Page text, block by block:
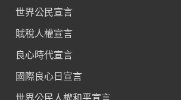
世界公民宣言
賦稅人權宣言
良心時代宣言
國際良心日宣言
世界公民人權和平宣言